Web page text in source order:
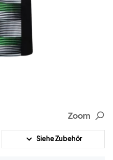
Zoom
Siehe Zubehör